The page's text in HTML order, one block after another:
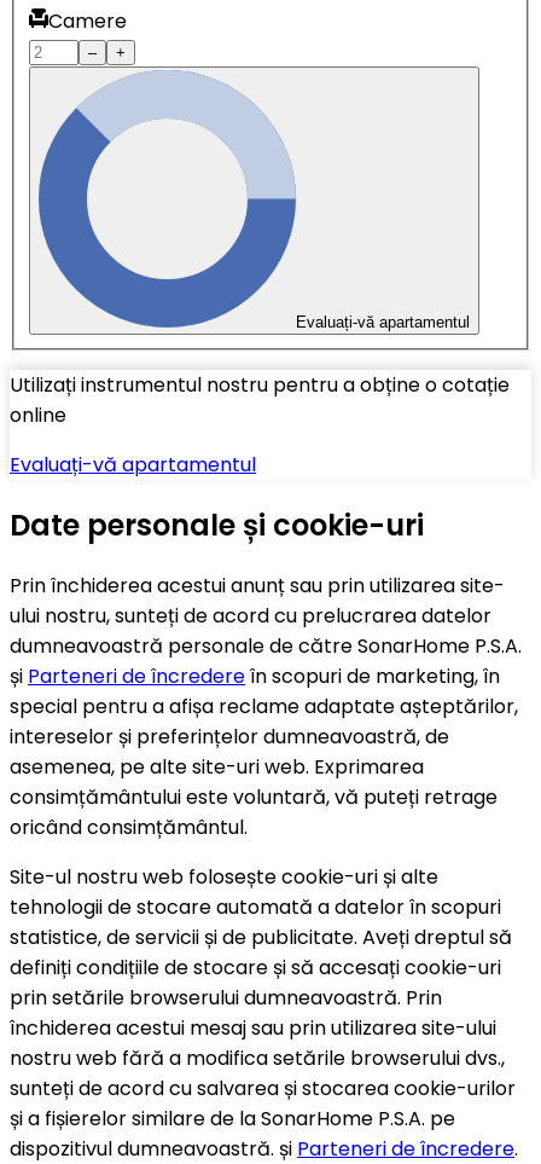
Camere
– +
Evaluați-vă apartamentul
Utilizați instrumentul nostru pentru a obține o cotație
online
Evaluați-vă apartamentul
Date personale și cookie-uri
Prin închiderea acestui anunț sau prin utilizarea site-
ului nostru, sunteți de acord cu prelucrarea datelor
dumneavoastră personale de către SonarHome P.S.A.
și Parteneri de încredereîn scopuri de marketing, în
special pentru a afișa reclame adaptate așteptărilor,
intereselor și preferințelor dumneavoastră, de
asemenea, pe alte site-uri web. Exprimarea
consimțământului este voluntară, vă puteți retrage
oricând consimțământul.
Site-ul nostru web folosește cookie-uri și alte
tehnologii de stocare automată a datelor în scopuri
statistice, de servicii și de publicitate. Aveți dreptul să
definiți condițiile de stocare și să accesați cookie-uri
prin setările browserului dumneavoastră. Prin
închiderea acestui mesaj sau prin utilizarea site-ului
nostru web fără a modifica setările browserului dvs.,
sunteți de acord cu salvarea și stocarea cookie-urilor
și a fișierelor similare de la SonarHome P.S.A. pe
dispozitivul dumneavoastră. și Parteneri de încredere.